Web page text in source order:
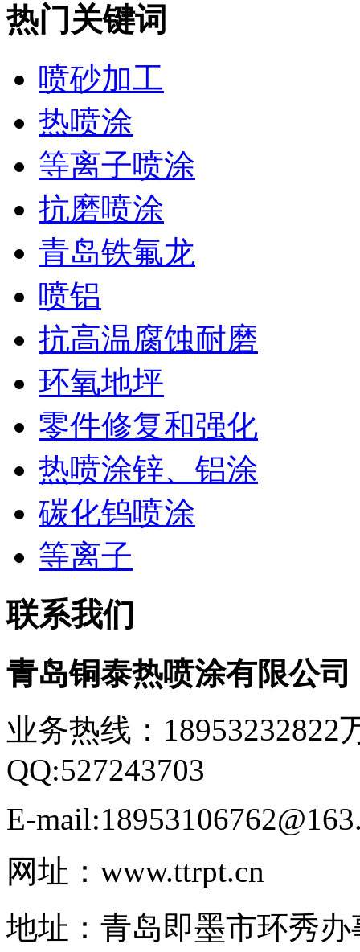
热门关键词
喷砂加工
热喷涂
等离子喷涂
抗磨喷涂
青岛铁氟龙
喷铝
抗高温腐蚀耐磨
环氧地坪
零件修复和强化
热喷涂锌、铝涂
碳化钨喷涂
等离子
联系我们
青岛铜泰热喷涂有限公
业务热线：18953232822
QQ:527243703
E-
网址：www.ttrpt.cn
地址：青岛即墨市环秀